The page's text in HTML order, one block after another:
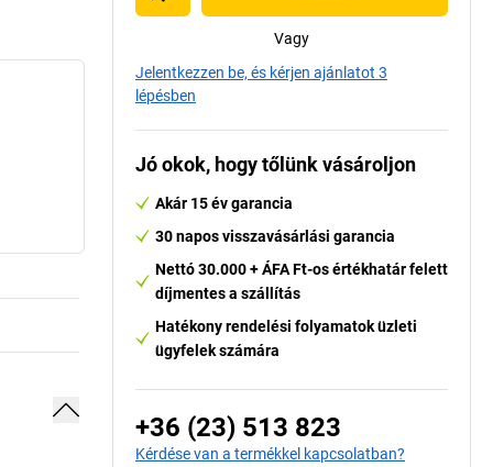
Vagy
Jelentkezzen be, és kérjen ajánlatot 3
lépésben
Jó okok, hogy tőlünk vásároljon
Akár 15 év garancia
30 napos visszavásárlási garancia
Nettó 30.000 + ÁFA Ft-os értékhatár felett
díjmentes a szállítás
Hatékony rendelési folyamatok üzleti
ügyfelek számára
+36 (23) 513 823
Kérdése van a termékkel kapcsolatban?